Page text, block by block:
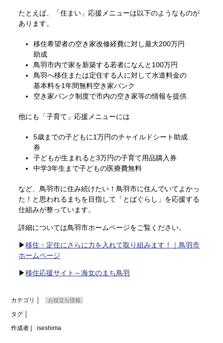
たとえば、「住まい」応援メニューは以下のようなものが
あります。
移住希望者の空き家改修経費に対し最大200万円
助成
鳥羽市内で家を新築する若者になんと100万円
鳥羽へ移住または定住する人に対して水道料金の
基本料を1年間無料空き家バンク
空き家バンク制度で市内の空き家等の情報を提供
他にも「子育て」応援メニューには
5歳までの子どもに1万円のチャイルドシート助成
券
子どもが生まれると3万円の子育て用品購入券
中学3年生まで子どもの医療費無料
など、鳥羽市に住み続けたい！鳥羽市に住んでいてよかっ
た！と思われるまちを目指して「とばぐらし」を応援する
仕組みが整っています。
詳細については鳥羽市ホームページをご覧ください。
▶移住・定住にさらに力を入れて取り組みます！｜鳥羽市
ホームページ
▶移住応援サイト～海女のまち鳥羽
カテゴリ │ お役立ち情報
タグ │
作成者 |
iseshima